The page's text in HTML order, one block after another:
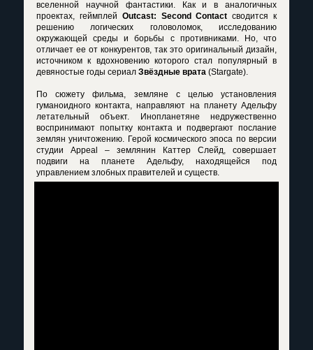
вселенной научной фантастики. Как и в аналогичных
проектах, геймплей Outcast: Second Contact сводится к
решению логических головоломок, исследованию
окружающей среды и борьбы с противниками. Но, что
отличает ее от конкурентов, так это оригинальный дизайн,
источником к вдохновению которого стал популярный в
девяностые годы сериал Звёздные врата (Stargate).
По сюжету фильма, земляне с целью установления
гуманоидного контакта, направляют на планету Адельфу
летательный объект. Инопланетяне недружественно
воспринимают попытку контакта и подвергают послание
землян уничтожению. Герой космического эпоса по версии
студии Appeal – землянин Каттер Слейд, совершает
подвиги на планете Адельфу, находящейся под
управлением злобных правителей и существ.